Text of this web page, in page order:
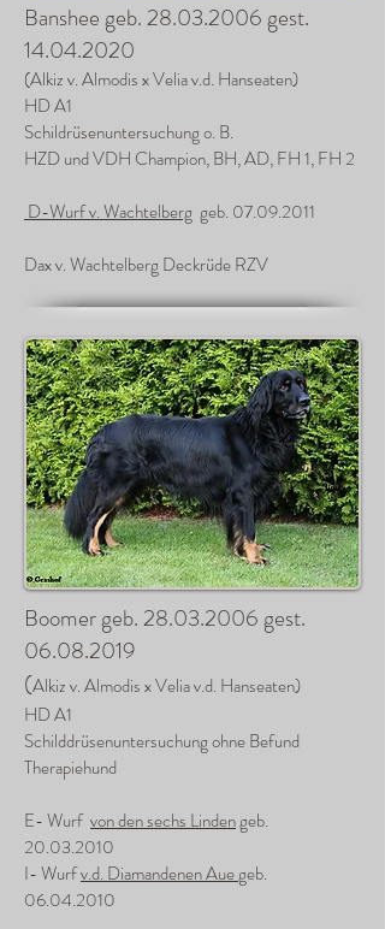
Banshee geb.28.03.2006gest.
14.04.2020
(Alkiz v. Almodis x Velia v.d. Hanseaten)
HD A1
Schildrüsenuntersuchung o. B.
HZD und VDH Champion, BH, AD, FH 1, FH 2
D-Wurf v. Wachtelberg geb. 07.09.2011
Dax v. Wachtelberg Deckrüde RZV
Boomer geb.28.03.2006gest.
06.08.2019
(Alkiz v. Almodis x Velia v.d. Hanseaten)
HD A1
Schilddrüsenuntersuchung ohne Befund
Therapiehund
E- Wurf von den sechs Lindengeb.
20.03.2010
I- Wurfv.d. Diamandenen Auegeb.
06.04.2010